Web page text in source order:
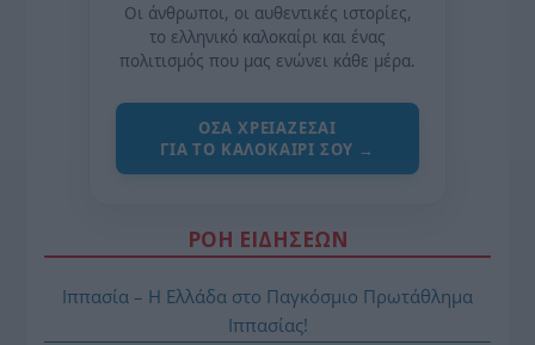
Οι άνθρωποι, οι αυθεντικές ιστορίες,
το ελληνικό καλοκαίρι και ένας
πολιτισμός που μας ενώνει κάθε μέρα.
ΌΣΑ ΧΡΕΙΆΖΕΣΑΙ
ΓΙΑ ΤΟ ΚΑΛΟΚΑΊΡΙ ΣΟΥ →
ΡΟΗ ΕΙΔΗΣΕΩΝ
Ιππασία – Η Ελλάδα στο Παγκόσμιο Πρωτάθλημα
Ιππασίας!